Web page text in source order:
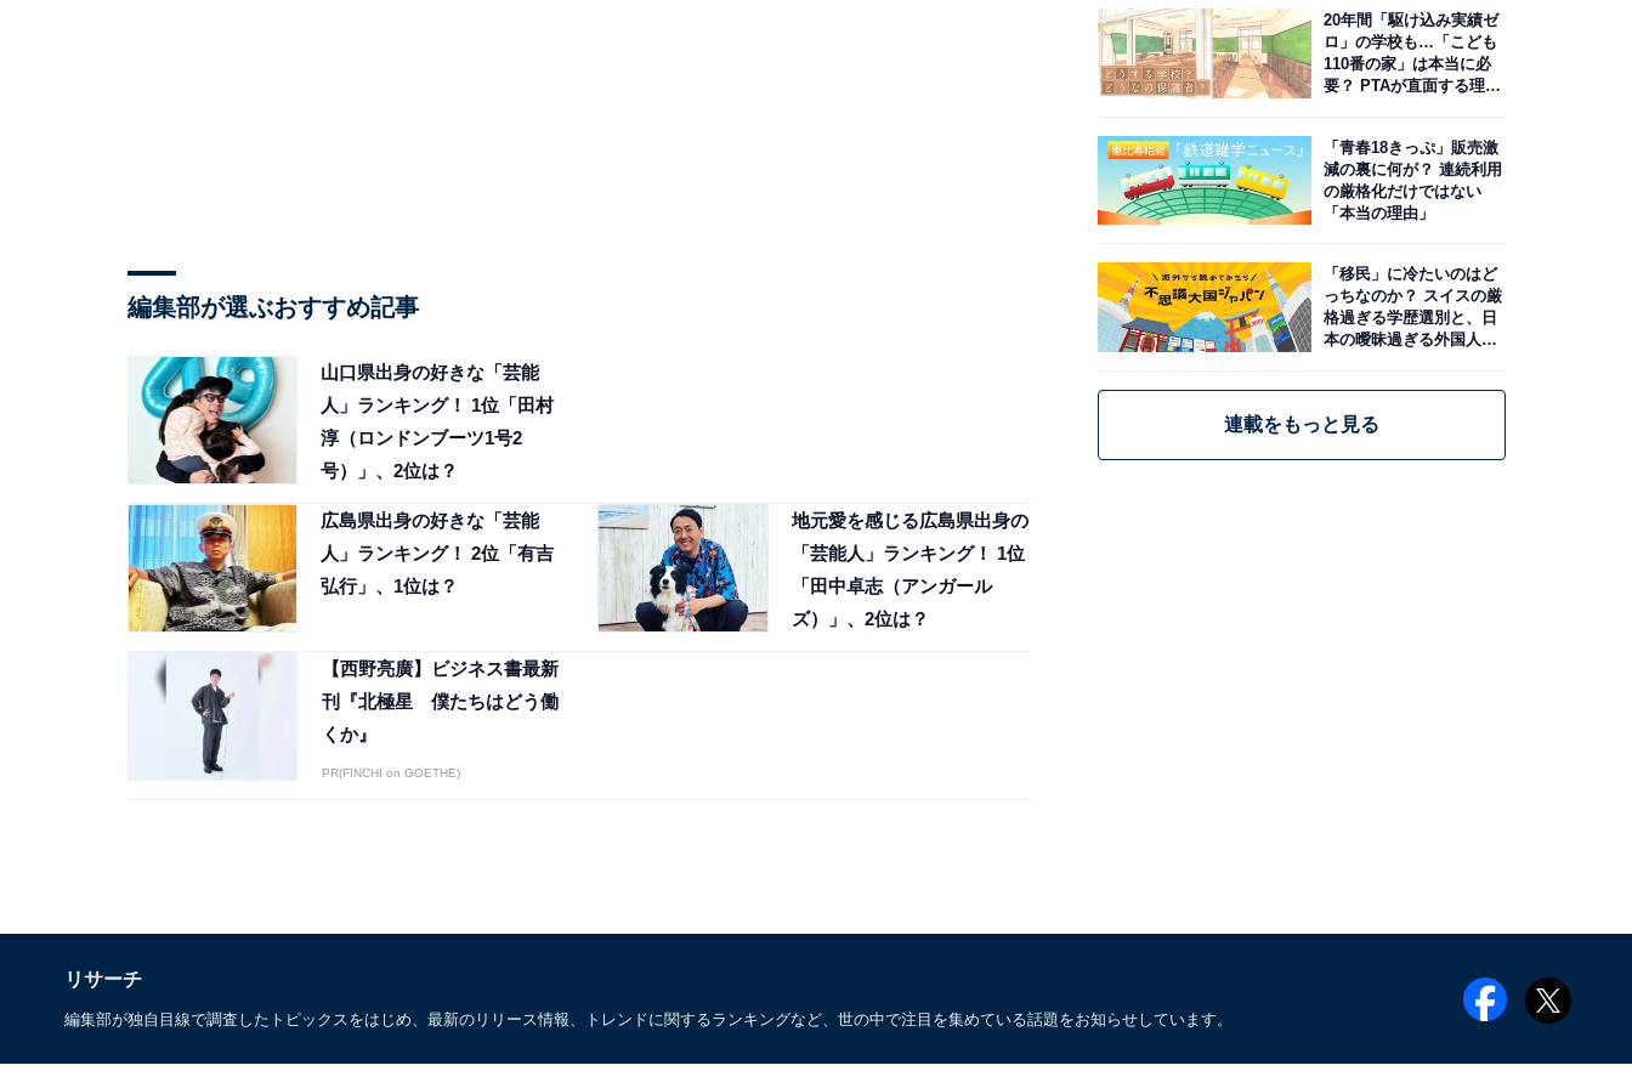
編集部が選ぶおすすめ記事
山口県出身の好きな「芸能
人」ランキング！ 1位「田村
淳（ロンドンブーツ1号2
号）」、2位は？
広島県出身の好きな「芸能
人」ランキング！ 2位「有吉
弘行」、1位は？
地元愛を感じる広島県出身の
「芸能人」ランキング！ 1位
「田中卓志（アンガール
ズ）」、2位は？
【西野亮廣】ビジネス書最新
刊『北極星 僕たちはどう働
くか』
PR(FINCHI on GOETHE)
20年間「駆け込み実績ゼ
ロ」の学校も…「こども
110番の家」は本当に必
要？ PTAが直面する理想
「青春18きっぷ」販売激
減の裏に何が？ 連続利用
の厳格化だけではない
「本当の理由」
「移民」に冷たいのはど
っちなのか？ スイスの厳
格過ぎる学歴選別と、日
本の曖昧過ぎる外国人政
連載をもっと見る
リサーチ
編集部が独自目線で調査したトピックスをはじめ、最新のリリース情報、トレンドに関するランキングなど、世の中で注目を集めている話題をお知らせしています。